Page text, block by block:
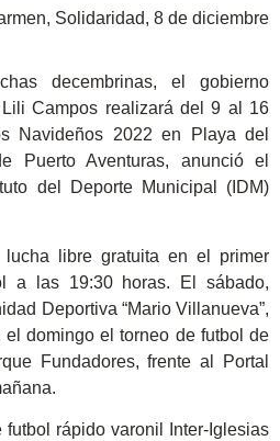
Solidaridad, 8 de diciembre
decembrinas, el gobierno
Campos realizará del 9 al 16
Navideños 2022 en Playa del
Puerto Aventuras, anunció el
del Deporte Municipal (IDM)
libre gratuita en el primer
a las 19:30 horas. El sábado,
Deportiva “Mario Villanueva”,
domingo el torneo de futbol de
Fundadores, frente al Portal
rápido varonil Inter-Iglesias